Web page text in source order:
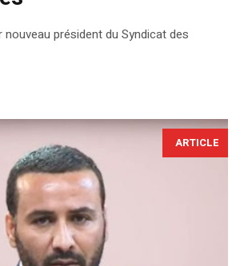
nouveau président du Syndicat des
ARTICLE